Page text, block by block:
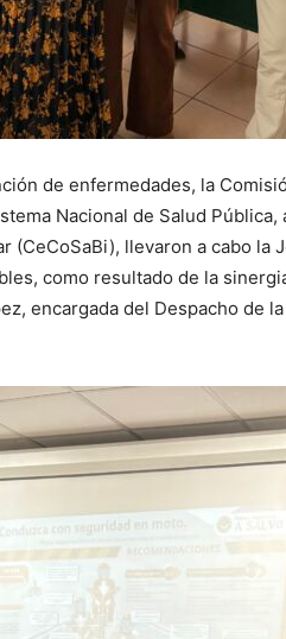
de enfermedades, la
Nacional de Salud
(CeCoSaBi), llevaron a cabo la
como resultado de la
encargada del Despacho de